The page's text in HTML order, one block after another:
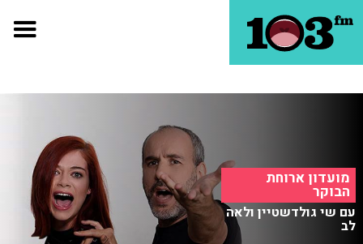
מועדון ארוחת
הבוקר
עם שי גולדשטיין ולאה
לב